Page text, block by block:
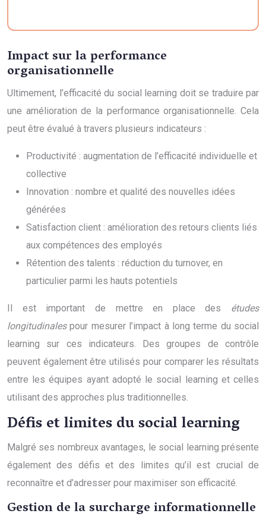
Impact sur la performance
organisationnelle
Ultimement, l’efficacité du social learning doit se traduire par
une amélioration de la performance organisationnelle. Cela
peut être évalué à travers plusieurs indicateurs :
Productivité : augmentation de l’efficacité individuelle et
collective
Innovation : nombre et qualité des nouvelles idées
générées
Satisfaction client : amélioration des retours clients liés
aux compétences des employés
Rétention des talents : réduction du turnover, en
particulier parmi les hauts potentiels
Il est important de mettre en place des études
longitudinalespour mesurer l’impact à long terme du social
learning sur ces indicateurs. Des groupes de contrôle
peuvent également être utilisés pour comparer les résultats
entre les équipes ayant adopté le social learning et celles
utilisant des approches plus traditionnelles.
Défis et limites du social learning
Malgré ses nombreux avantages, le social learning présente
également des défis et des limites qu’il est crucial de
reconnaître et d’adresser pour maximiser son efficacité.
Gestion de la surcharge informationnelle